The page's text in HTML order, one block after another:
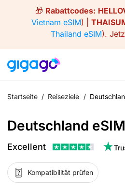
🎁 Rabattcodes:
Vietnam eSIM) |
Thailand eSIM).
Startseite / Reiseziele /
Deutschland
Excellent
Kompatibilität prüfen